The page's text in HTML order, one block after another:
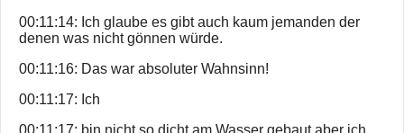
00:11:14: Ich glaube es gibt auch kaum jemanden der
denen was nicht gönnen würde.
00:11:16: Das war absoluter Wahnsinn!
00:11:17: Ich
00:11:17: bin nicht so dicht am Wasser gebaut aber ich